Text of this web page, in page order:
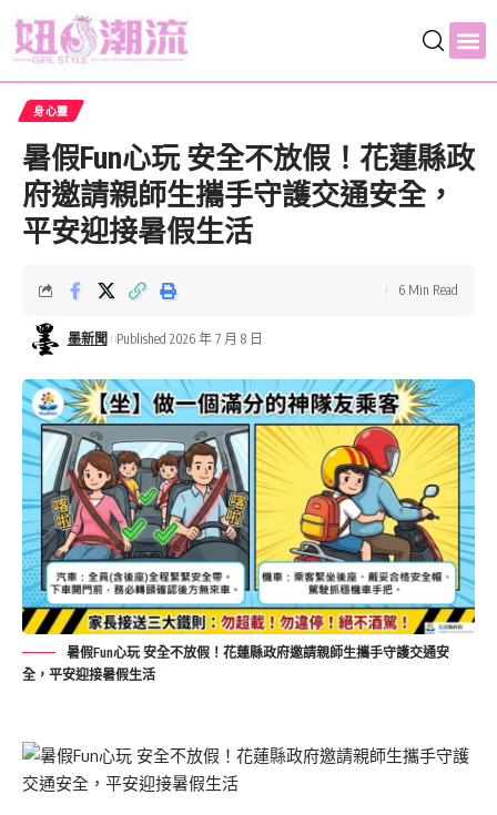
身心靈
暑假Fun心玩 安全不放假！花蓮縣政
府邀請親師生攜手守護交通安全，
平安迎接暑假生活
墨新聞 Published 2026 年 7 月 8 日
6 Min Read
暑假Fun心玩 安全不放假！花蓮縣政府邀請親師生攜手守護交通安
全，平安迎接暑假生活